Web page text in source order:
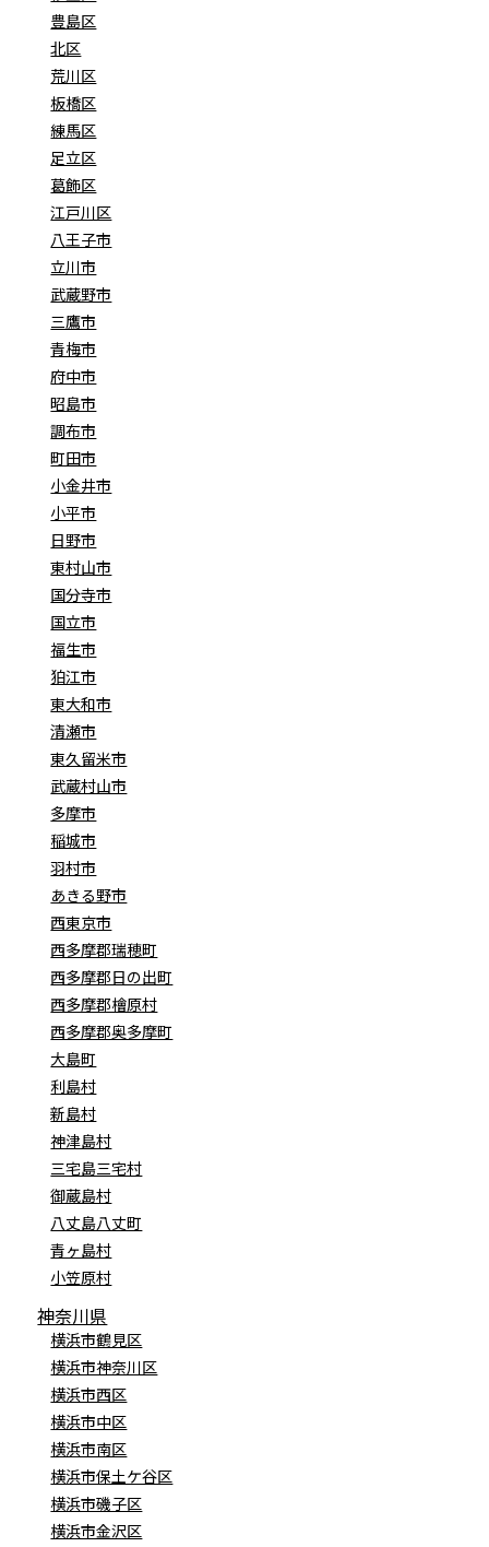
豊島区
北区
荒川区
板橋区
練馬区
足立区
葛飾区
江戸川区
八王子市
立川市
武蔵野市
三鷹市
青梅市
府中市
昭島市
調布市
町田市
小金井市
小平市
日野市
東村山市
国分寺市
国立市
福生市
狛江市
東大和市
清瀬市
東久留米市
武蔵村山市
多摩市
稲城市
羽村市
あきる野市
西東京市
西多摩郡瑞穂町
西多摩郡日の出町
西多摩郡檜原村
西多摩郡奥多摩町
大島町
利島村
新島村
神津島村
三宅島三宅村
御蔵島村
八丈島八丈町
青ヶ島村
小笠原村
神奈川県
横浜市鶴見区
横浜市神奈川区
横浜市西区
横浜市中区
横浜市南区
横浜市保土ケ谷区
横浜市磯子区
横浜市金沢区